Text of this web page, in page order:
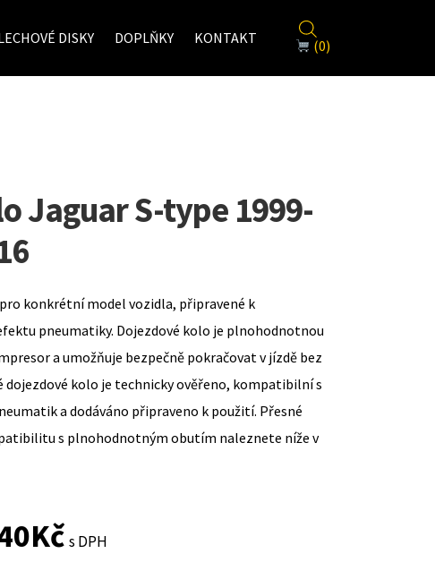
DISKY DOPLŇKY KONTAKT (0)
Jaguar S-type 1999-
konkrétní model vozidla, připravené k
pneumatiky. Dojezdové kolo je plnohodnotnou
a umožňuje bezpečně pokračovat v jízdě bez
dojezdové kolo je technicky ověřeno, kompatibilní s
a dodáváno připraveno k použití. Přesné
s plnohodnotným obutím naleznete níže v
KčCurrent
s DPH